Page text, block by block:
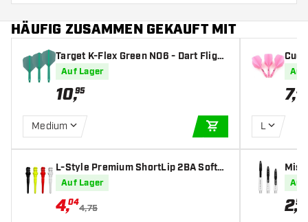
HÄUFIG ZUSAMMEN GEKAUFT MIT
Target K-Flex Green NO6 - Dart Flight
Auf Lager
10,95
Medium
IN DEN
L-Style Premium ShortLip 2BA Softd
art Spitzen
Auf Lager
4,04
4,75
st
Auf
7,35
L
tAuf
2,50